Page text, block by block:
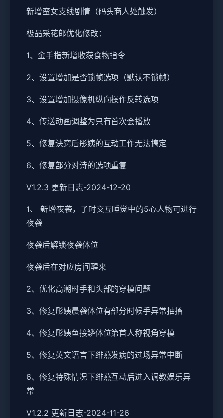
新增蛮女支线剧情（码头商人处触发）
极品采花郎优化修改：
1、金手指新增收获食物指令
2、设置增加是否锁帧选项（默认不锁帧）
3、设置增加摄像机纵向操作反转选项
4、传送动画调整为只有首次会播放
5、修复诀窍后彤姨的互动工作无法搞定
6、修复部分对诗的选项重复
V1.2.3 更新日志-2024-12-20
1、 新增夜袭，子时交互睡觉中的5心人物可进行
夜袭
夜袭后解锁夜袭体位
夜袭后在对应房间醒来
2、优化高潮时手和头部的穿模问题
3、修复彤姨晨袭体位有部分时候手异常抽搐
4、修复彤姨鱼接鳞体位第首人称视角穿模
5、修复英文语言下绯燕发病的过场异常中断
6、修复特殊情况下绯燕互动后进入调教娱乐异
常
V1.2.2 更新日志-2024-11-26